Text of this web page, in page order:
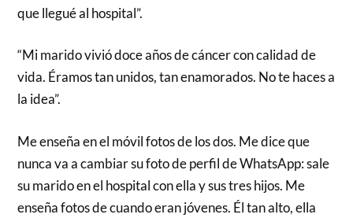
que llegué al hospital”.
“Mi marido vivió doce años de cáncer con calidad de
vida. Éramos tan unidos, tan enamorados. No te haces a
la idea”.
Me enseña en el móvil fotos de los dos. Me dice que
nunca va a cambiar su foto de perfil de WhatsApp: sale
su marido en el hospital con ella y sus tres hijos. Me
enseña fotos de cuando eran jóvenes. Él tan alto, ella